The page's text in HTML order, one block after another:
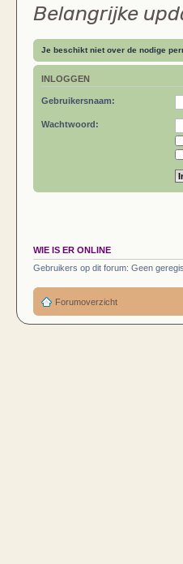
Belangrijke
Je beschikt niet over de nodige
INLOGGEN
Gebruikersnaam:
Wachtwoord:
WIE IS ER ONLINE
Gebruikers op dit forum: Geen
Forumoverzicht